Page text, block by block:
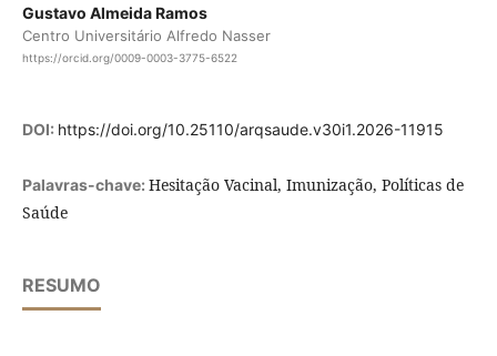
Gustavo Almeida Ramos
Centro Universitário Alfredo Nasser
https://orcid.org/0009-0003-3775-6522
DOI: https://doi.org/10.25110/arqsaude.v30i1.2026-11915
Palavras-chave: Hesitação Vacinal, Imunização, Políticas de
Saúde
RESUMO